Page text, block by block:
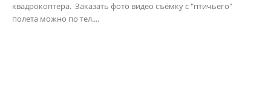
квадрокоптера. Заказать фото видео съёмку с "птичьего"
полета можно по тел....